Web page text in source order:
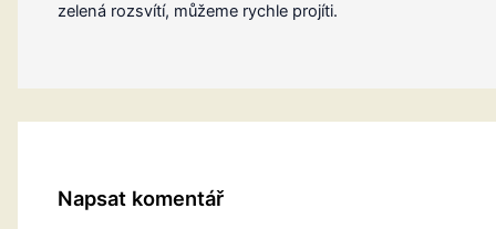
zelená rozsvítí, můžeme rychle projíti.
Napsat komentář